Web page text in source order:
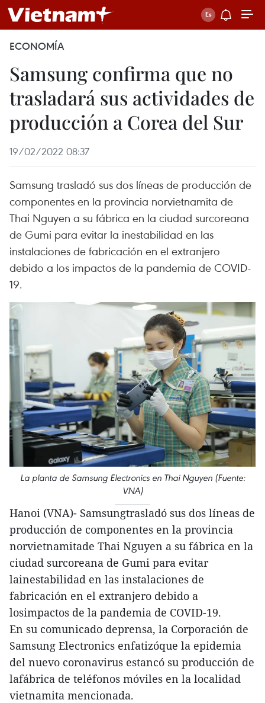
ECONOMÍA
Samsung confirma que no
trasladará sus actividades de
producción a Corea del Sur
19/02/2022 08:37
Samsung trasladó sus dos líneas de producción de
componentes en la provincia norvietnamita de
Thai Nguyen a su fábrica en la ciudad surcoreana
de Gumi para evitar la inestabilidad en las
instalaciones de fabricación en el extranjero
debido a los impactos de la pandemia de COVID-
19.
La planta de Samsung Electronics en Thai Nguyen (Fuente:
VNA)
Hanoi (VNA)- Samsungtrasladó sus dos líneas de
producción de componentes en la provincia
norvietnamitade Thai Nguyen a su fábrica en la
ciudad surcoreana de Gumi para evitar
lainestabilidad en las instalaciones de
fabricación en el extranjero debido a
losimpactos de la pandemia de COVID-19.
En su comunicado deprensa, la Corporación de
Samsung Electronics enfatizóque la epidemia
del nuevo coronavirus estancó su producción de
lafábrica de teléfonos móviles en la localidad
vietnamita mencionada.